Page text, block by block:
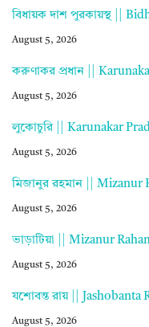
বিধায়ক দাশ পুরকায়স্থ ||
August 5, 2026
করুণাকর প্রধান ||
August 5, 2026
লুকোচুরি || Karunakar
August 5, 2026
মিজানুর রহমান || Mizanur
August 5, 2026
ভাড়াটিয়া || Mizanur
August 5, 2026
যশোবন্ত রায় || Jashobanta
August 5, 2026